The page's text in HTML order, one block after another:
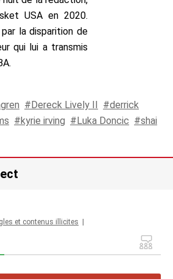
USA en 2020.
la disparition de
qui lui a transmis
Dereck Lively II
derrick
kyrie irving Luka Doncic
shai
et contenus illicites |